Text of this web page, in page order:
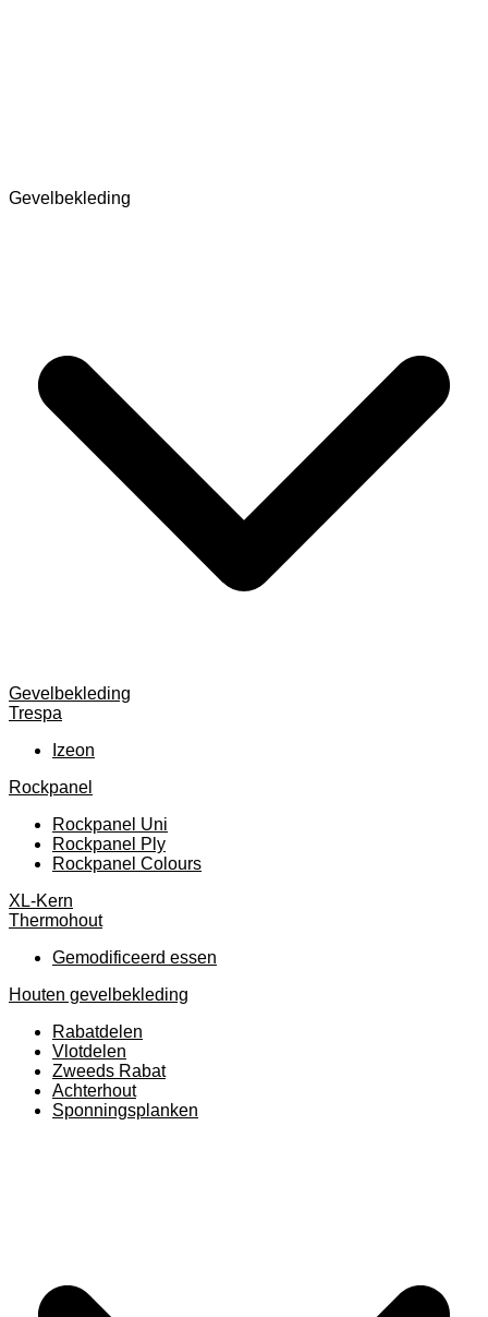
Gevelbekleding
Gevelbekleding
Trespa
Izeon
Rockpanel
Rockpanel Uni
Rockpanel Ply
Rockpanel Colours
XL-Kern
Thermohout
Gemodificeerd essen
Houten gevelbekleding
Rabatdelen
Vlotdelen
Zweeds Rabat
Achterhout
Sponningsplanken